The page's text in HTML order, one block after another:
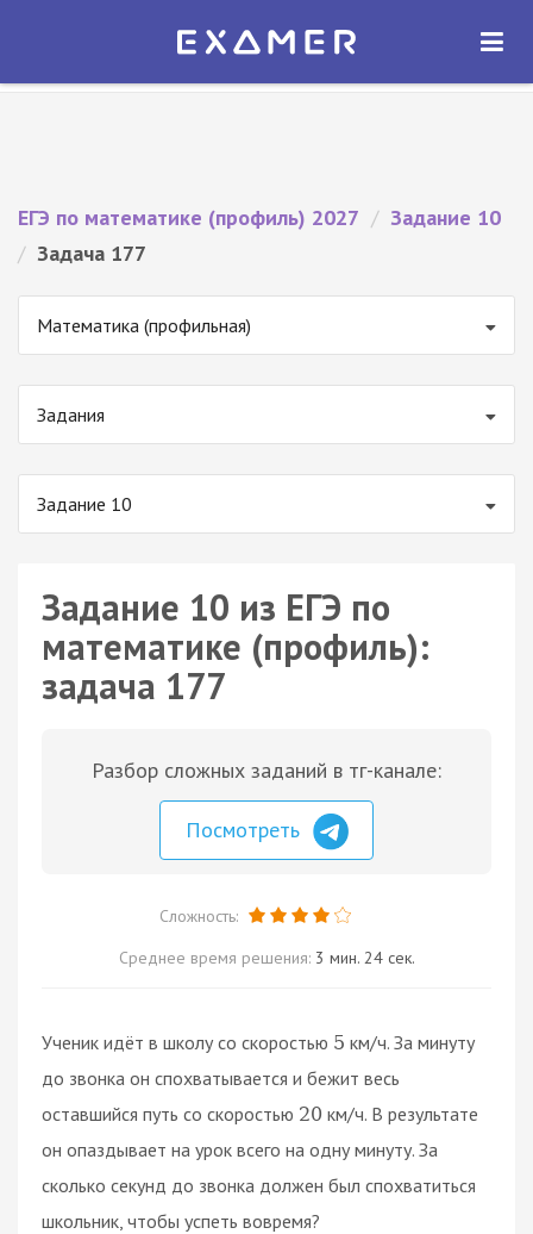
Экзамер — ЕГЭ 2027
ОТКРЫТЬ
ЕГЭ по математике (профиль) 2027 / Задание 10
/ Задача 177
Математика (профильная)
Задания
Задание 10
Задание 10 из ЕГЭ по
математике (профиль):
задача 177
Разбор сложных заданий в тг-канале:
Посмотреть
Сложность:
Среднее время решения: 3 мин. 24 сек.
Ученик идёт в школу со скоростью 5 км/ч. За минуту
до звонка он спохватывается и бежит весь
оставшийся путь со скоростью 20 км/ч. В результате
он опаздывает на урок всего на одну минуту. За
сколько секунд до звонка должен был спохватиться
школьник, чтобы успеть вовремя?